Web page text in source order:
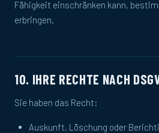
Fähigkeit einschränken kann,
erbringen.
10. IHRE RECHTE NACH
Sie haben das Recht:
Auskunft, Löschung oder